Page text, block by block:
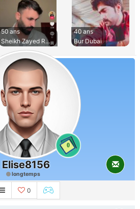
50 ans
Sheikh Zayed Road
40 ans
Bur Dubai
0
Elise8156
longtemps
0